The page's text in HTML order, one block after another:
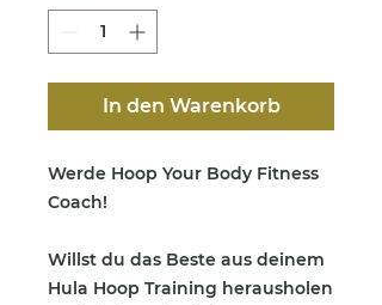
In den Warenkorb
Werde Hoop Your Body Fitness
Coach!
Willst du das Beste aus deinem
Hula Hoop Training herausholen